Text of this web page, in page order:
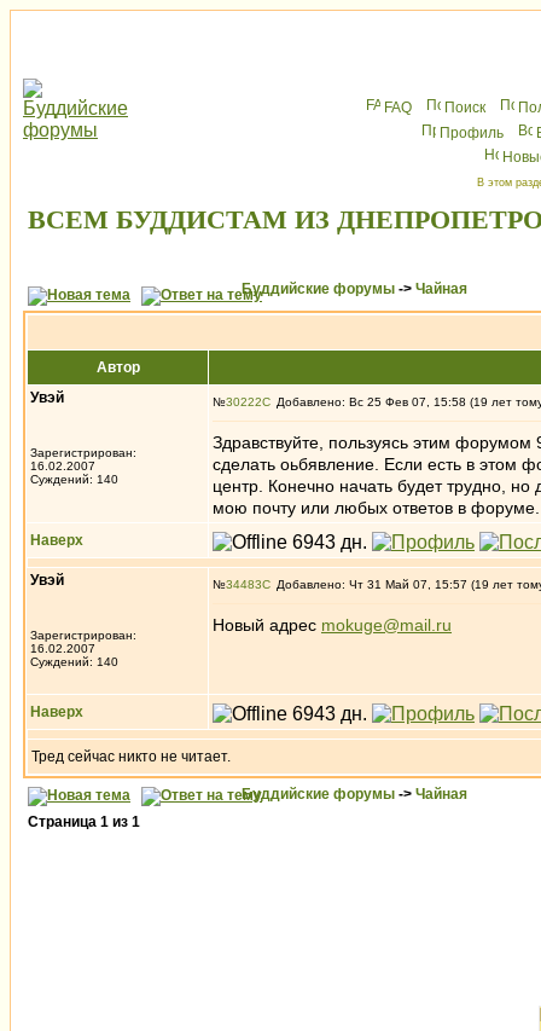
FAQ Поиск
Профиль
В этом
ВСЕМ БУДДИСТАМ ИЗ
Буддийские форумы -> Чайная
Автор
Увэй
Зарегистрирован:
16.02.2007
Суждений: 140
№30222 Добавлено: Вс 25 Фев 07, 15:58 (19 лет
Здравствуйте, пользуясь этим форумом
сделать оьбявление. Если есть в этом
центр. Конечно начать будет трудно,
мою почту или любых ответов в форуме.
Наверх
Увэй
Зарегистрирован:
16.02.2007
Суждений: 140
№34483 Добавлено: Чт 31 Май 07, 15:57 (19 лет
Новый адрес mokuge@mail.ru
Наверх
Тред сейчас никто не читает.
Буддийские форумы -> Чайная
Страница 1 из 1